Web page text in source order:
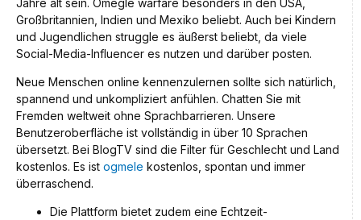
Jahre alt sein. Omegle warfare besonders in den USA,
Großbritannien, Indien und Mexiko beliebt. Auch bei Kindern
und Jugendlichen struggle es äußerst beliebt, da viele
Social-Media-Influencer es nutzen und darüber posten.
Neue Menschen online kennenzulernen sollte sich natürlich,
spannend und unkompliziert anfühlen. Chatten Sie mit
Fremden weltweit ohne Sprachbarrieren. Unsere
Benutzeroberfläche ist vollständig in über 10 Sprachen
übersetzt. Bei BlogTV sind die Filter für Geschlecht und Land
kostenlos. Es ist ogmele kostenlos, spontan und immer
überraschend.
Die Plattform bietet zudem eine Echtzeit-